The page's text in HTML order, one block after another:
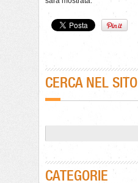
CERCA NEL SITO
CATEGORIE